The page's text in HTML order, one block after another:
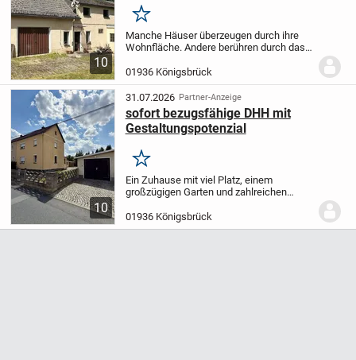
10
Merken
Manche Häuser überzeugen durch ihre
Wohnfläche. Andere berühren durch das,
mit Charakter, Raum für neue
Lebensabschnitte und das Gefühl
angekommen zu sein. Dieses...
01936 Königsbrück
10
31.07.2026 Partner-Anzeige
sofort bezugsfähige DHH mit
Gestaltungspotenzial
Merken
Ein Zuhause mit viel Platz, einem
großzügigen Garten und zahlreichen
zu verwirklichen. Diese gepflegte und
sofort bezugsfähige Doppelhaushälfte
01936 Königsbrück